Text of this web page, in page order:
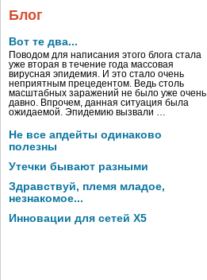
Блог
Вот те два...
Поводом для написания этого блога стала
уже вторая в течение года массовая
вирусная эпидемия. И это стало очень
неприятным прецедентом. Ведь столь
масштабных заражений не было уже очень
давно. Впрочем, данная ситуация была
ожидаемой. Эпидемию вызвали …
Не все апдейты одинаково
полезны
Утечки бывают разными
Здравствуй, племя младое,
незнакомое...
Инновации для сетей X5